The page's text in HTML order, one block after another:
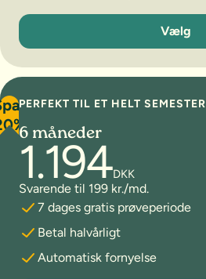
3 måneder
Vælg
PERFEKT TIL ET HELT SEMESTER
6 måneder
1.194DKK
Svarende til 199 kr./md.
7 dages gratis prøveperiode
Betal halvårligt
Automatisk fornyelse